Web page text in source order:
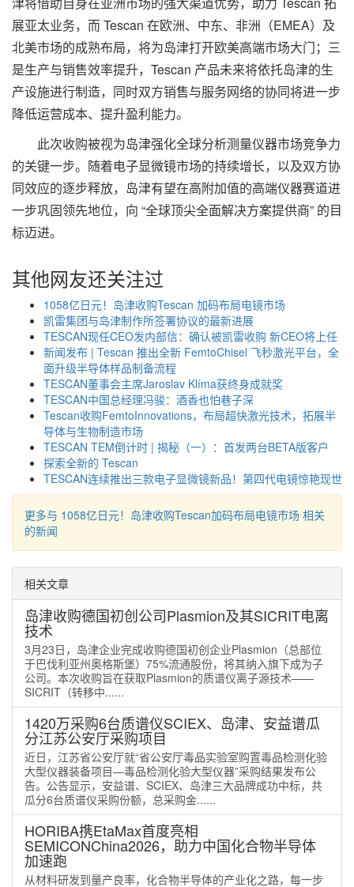
展亚太业务，而 Tescan 在欧洲、中东、非洲（EMEA）及
北美市场的成熟布局，将为岛津打开欧美高端市场大门；三
是生产与销售效率提升，Tescan 产品未来将依托岛津的生
产设施进行制造，同时双方销售与服务网络的协同将进一步
降低运营成本、提升盈利能力。
此次收购被视为岛津强化全球分析测量仪器市场竞争力
的关键一步。随着电子显微镜市场的持续增长，以及双方协
同效应的逐步释放，岛津有望在高附加值的高端仪器赛道进
一步巩固领先地位，向 “全球顶尖全面解决方案提供商” 的目
标迈进。
其他网友还关注过
1058亿日元！岛津收购Tescan 加码布局电镜市场
凯雷集团与岛津制作所签署协议的最新进展
TESCAN现任CEO发内部信：确认被凯雷收购 新CEO将上任
新闻发布 | Tescan 推出全新 FemtoChisel 飞秒激光平台，全
面升级半导体样品制备流程
TESCAN董事会主席Jaroslav Klíma获终身成就奖
TESCAN中国总经理冯骏：酒香也怕巷子深
Tescan收购FemtoInnovations，布局超快激光技术，拓展半
导体与生物制造市场
TESCAN TEM倒计时 | 揭秘（一）：首发两台BETA版客户
探索全新的 Tescan
TESCAN连续推出三款电子显微镜新品！第四代电镜惊艳现世
更多与 1058亿日元！岛津收购Tescan加码布局电镜市场 相关
的新闻
相关文章
岛津收购德国初创公司Plasmion及其SICRIT电离
技术
3月23日，岛津企业完成收购德国初创企业Plasmion（总部位
于巴伐利亚州奥格斯堡）75%流通股份，将其纳入旗下成为子
公司。本次收购旨在获取Plasmion的质谱仪离子源技术——
SICRIT（转移中......
1420万采购6台质谱仪SCIEX、岛津、安益谱瓜
分江苏公安厅采购项目
近日，江苏省公安厅就“省公安厅毒品实验室购置毒品检测化验
大型仪器装备项目—毒品检测化验大型仪器”采购结果发布公
告。公告显示，安益谱、SCIEX、岛津三大品牌成功中标，共
瓜分6台质谱仪采购份额，总采购金......
HORIBA携EtaMax首度亮相
SEMICONChina2026，助力中国化合物半导体
加速跑
从材料研发到量产良率，化合物半导体的产业化之路，每一步